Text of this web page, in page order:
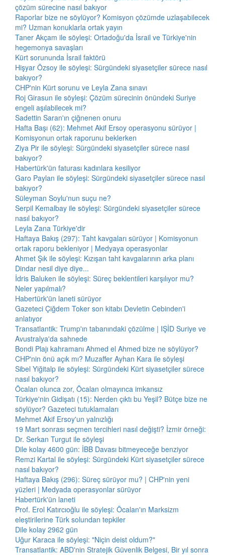
çözüm sürecine nasıl bakıyor
Raporlar bize ne söylüyor? Komisyon çözümde uzlaşabilecek
mi? Uzman konuklarla ortak yayın
Taner Akçam ile söyleşi: Ortadoğu'da İsrail ve Türkiye'nin
hegemonya savaşları
Kürt sorununda İsrail faktörü
Hişyar Özsoy ile söyleşi: Sürgündeki siyasetçiler sürece nasıl
bakıyor?
CHP'nin Kürt sorunu ve Leyla Zana sınavı
Roj Girasun ile söyleşi: Çözüm sürecinin önündeki Suriye
engeli aşılabilecek mi?
Sadettin Saran'ın çiğnenen onuru
Hafta Başı (62): Mehmet Akif Ersoy operasyonu sürüyor |
Komisyonun ortak raporunu beklerken
Ziya Pir ile söyleşi: Sürgündeki siyasetçiler sürece nasıl
bakıyor?
Habertürk'ün faturası kadınlara kesiliyor
Garo Paylan ile söyleşi: Sürgündeki siyasetçiler sürece nasıl
bakıyor?
Süleyman Soylu'nun suçu ne?
Serpil Kemalbay ile söyleşi: Sürgündeki siyasetçiler sürece
nasıl bakıyor?
Leyla Zana Türkiye'dir
Haftaya Bakış (297): Taht kavgaları sürüyor | Komisyonun
ortak raporu bekleniyor | Medyaya operasyonlar
Ahmet Şık ile söyleşi: Kızışan taht kavgalarının arka planı
Dindar nesil diye diye...
İdris Baluken ile söyleşi: Süreç beklentileri karşılıyor mu?
Neler yapılmalı?
Habertürk'ün laneti sürüyor
Gazeteci Çiğdem Toker son kitabı Devletin Cebinden'i
anlatıyor
Transatlantik: Trump'ın tabanındaki çözülme | IŞİD Suriye ve
Avustralya'da sahnede
Bondi Plajı kahramanı Ahmed el Ahmed bize ne söylüyor?
CHP'nin önü açık mı? Muzaffer Ayhan Kara ile söyleşi
Sibel Yiğitalp ile söyleşi: Sürgündeki Kürt siyasetçiler sürece
nasıl bakıyor?
Öcalan olunca zor, Öcalan olmayınca imkansız
Türkiye'nin Gidişatı (15): Nerden çıktı bu Yeşil? Bütçe bize ne
söylüyor? Gazeteci tutuklamaları
Mehmet Akif Ersoy'un yalnızlığı
19 Mart sonrası seçmen tercihleri nasıl değişti? İzmir örneği:
Dr. Serkan Turgut ile söyleşi
Dile kolay 4600 gün: İBB Davası bitmeyeceğe benziyor
Remzi Kartal ile söyleşi: Sürgündeki Kürt siyasetçiler sürece
nasıl bakıyor?
Haftaya Bakış (296): Süreç sürüyor mu? | CHP'nin yeni
yüzleri | Medyada operasyonlar sürüyor
Habertürk'ün laneti
Prof. Erol Katırcıoğlu ile söyleşi: Öcalan'ın Marksizm
eleştirilerine Türk solundan tepkiler
Dile kolay 2962 gün
Uğur Karaca ile söyleşi: "Niçin deist oldum?"
Transatlantik: ABD'nin Stratejik Güvenlik Belgesi, Bir yıl sonra